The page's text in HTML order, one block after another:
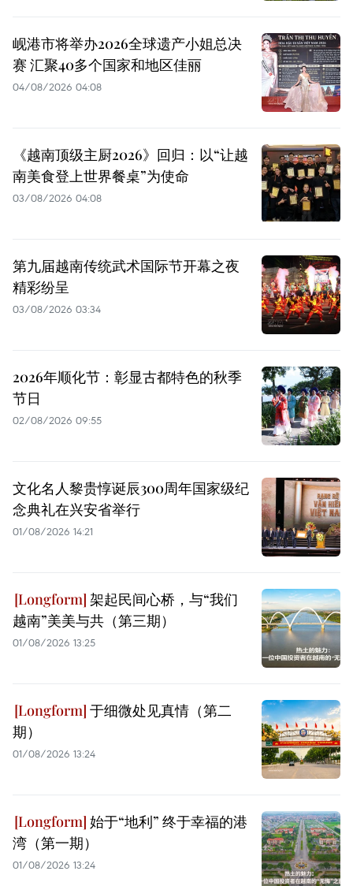
岘港市将举办2026全球遗产小姐总决
赛 汇聚40多个国家和地区佳丽
04/08/2026 04:08
《越南顶级主厨2026》回归：以“让越
南美食登上世界餐桌”为使命
03/08/2026 04:08
第九届越南传统武术国际节开幕之夜
精彩纷呈
03/08/2026 03:34
2026年顺化节：彰显古都特色的秋季
节日
02/08/2026 09:55
文化名人黎贵惇诞辰300周年国家级纪
念典礼在兴安省举行
01/08/2026 14:21
架起民间心桥，与“我们
越南”美美与共（第三期）
01/08/2026 13:25
于细微处见真情（第二
期）
01/08/2026 13:24
始于“地利” 终于幸福的港
湾（第一期）
01/08/2026 13:24